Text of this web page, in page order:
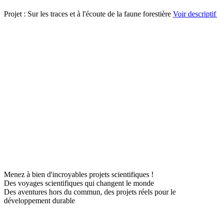
Projet : Sur les traces et à l'écoute de la faune forestière Voir
Menez à bien d'incroyables projets scientifiques !
Des voyages scientifiques qui changent le monde
Des aventures hors du commun, des projets réels pour le
développement durable